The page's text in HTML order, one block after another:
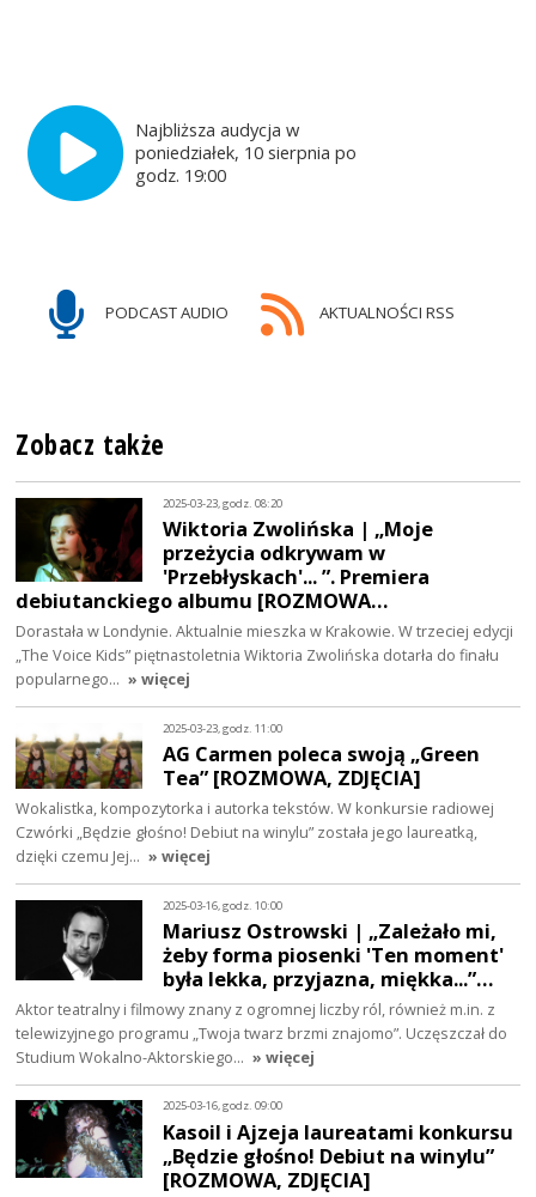
Najbliższa audycja w
poniedziałek, 10 sierpnia po
godz. 19:00
PODCAST AUDIO AKTUALNOŚCI RSS
Zobacz także
2025-03-23, godz. 08:20
Wiktoria Zwolińska | „Moje
przeżycia odkrywam w
'Przebłyskach'... ”. Premiera
debiutanckiego albumu [ROZMOWA…
Dorastała w Londynie. Aktualnie mieszka w Krakowie. W trzeciej edycji
„The Voice Kids” piętnastoletnia Wiktoria Zwolińska dotarła do finału
popularnego… » więcej
2025-03-23, godz. 11:00
AG Carmen poleca swoją „Green
Tea” [ROZMOWA, ZDJĘCIA]
Wokalistka, kompozytorka i autorka tekstów. W konkursie radiowej
Czwórki „Będzie głośno! Debiut na winylu” została jego laureatką,
dzięki czemu Jej… » więcej
2025-03-16, godz. 10:00
Mariusz Ostrowski | „Zależało mi,
żeby forma piosenki 'Ten moment'
była lekka, przyjazna, miękka...”…
Aktor teatralny i filmowy znany z ogromnej liczby ról, również m.in. z
telewizyjnego programu „Twoja twarz brzmi znajomo”. Uczęszczał do
Studium Wokalno-Aktorskiego… » więcej
2025-03-16, godz. 09:00
Kasoil i Ajzeja laureatami konkursu
„Będzie głośno! Debiut na winylu”
[ROZMOWA, ZDJĘCIA]